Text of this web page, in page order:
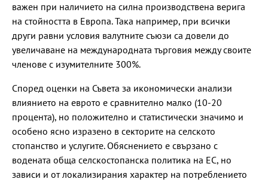
важен при наличието на силна производствена верига
на стойността в Европа. Така например, при всички
други равни условия валутните съюзи са довели до
увеличаване на международната търговия между своите
членове с изумителните 300%.
Според оценки на Съвета за икономически анализи
влиянието на еврото е сравнително малко (10-20
процента), но положително и статистически значимо и
особено ясно изразено в секторите на селското
стопанство и услугите. Обяснението е свързано с
водената обща селскостопанска политика на ЕС, но
зависи и от локализирания характер на потреблението